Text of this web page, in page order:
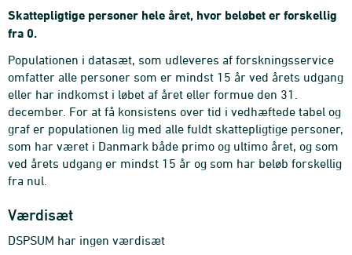
Skattepligtige personer hele året, hvor beløbet er forskellig
fra 0.
Populationen i datasæt, som udleveres af forskningsservice
omfatter alle personer som er mindst 15 år ved årets udgang
eller har indkomst i løbet af året eller formue den 31.
december. For at få konsistens over tid i vedhæftede tabel og
graf er populationen lig med alle fuldt skattepligtige personer,
som har været i Danmark både primo og ultimo året, og som
ved årets udgang er mindst 15 år og som har beløb forskellig
fra nul.
Værdisæt
DSPSUM har ingen værdisæt